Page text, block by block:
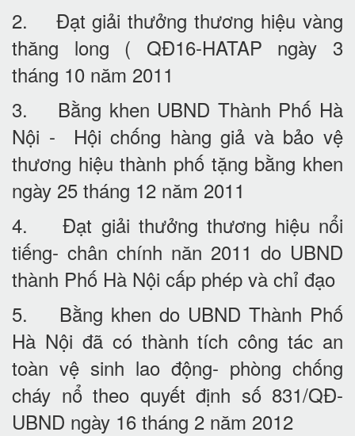
2. Đạt giải thưởng thương hiệu vàng
thăng long ( QĐ16-HATAP ngày 3
tháng 10 năm 2011
3. Bằng khen UBND Thành Phố Hà
Nội - Hội chống hàng giả và bảo vệ
thương hiệu thành phố tặng bằng khen
ngày 25 tháng 12 năm 2011
4. Đạt giải thưởng thương hiệu nổi
tiếng- chân chính năn 2011 do UBND
thành Phố Hà Nội cấp phép và chỉ đạo
5. Bằng khen do UBND Thành Phố
Hà Nội đã có thành tích công tác an
toàn vệ sinh lao động- phòng chống
cháy nổ theo quyết định số 831/QĐ-
UBND ngày 16 tháng 2 năm 2012